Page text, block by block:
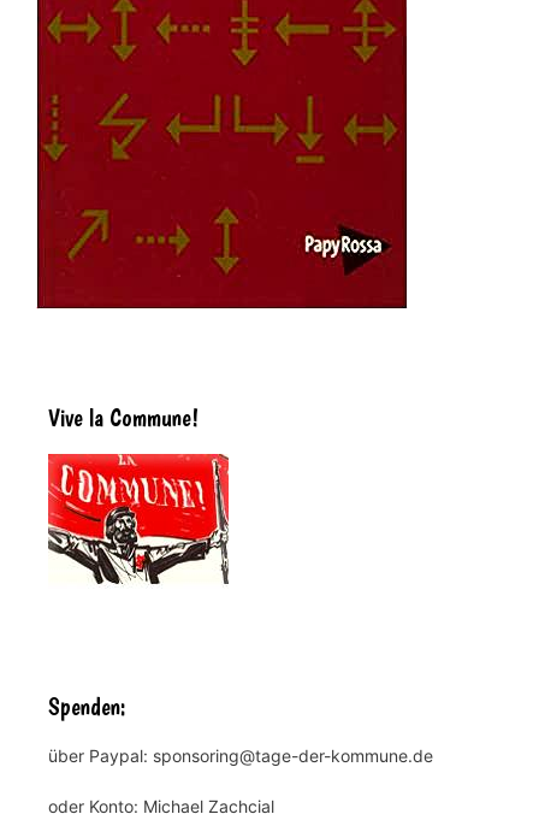
Vive la Commune!
Spenden:
über Paypal: sponsoring@tage-der-kommune.de
oder Konto: Michael Zachcial